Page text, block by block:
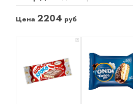
Цена 2204 руб
x 1